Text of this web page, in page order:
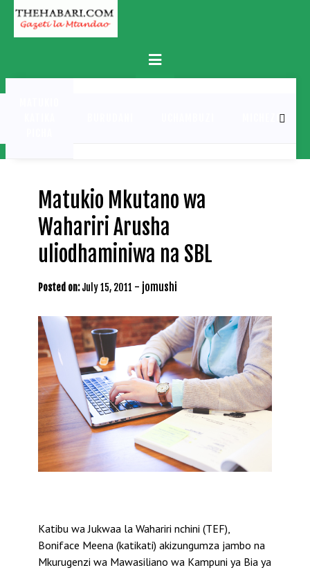
Skip
content
Primary
Menu
MICHEZO
Matukio Mkutano wa
Wahariri Arusha
uliodhaminiwa na SBL
Posted on: July 15, 2011 - jomushi
Katibu wa Jukwaa la Wahariri nchini (TEF),
Boniface Meena (katikati) akizungumza jambo na
Mkurugenzi wa Mawasiliano wa Kampuni ya Bia ya